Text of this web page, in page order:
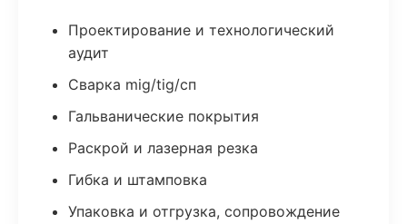
Проектирование и технологический
аудит
Сварка mig/tig/сп
Гальванические покрытия
Раскрой и лазерная резка
Гибка и штамповка
Упаковка и отгрузка, сопровождение